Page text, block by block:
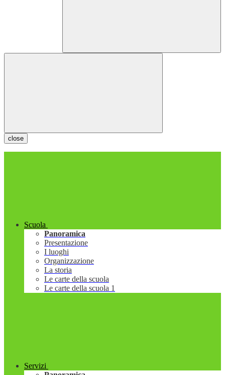
close
Scuola
Panoramica
Presentazione
I luoghi
Organizzazione
La storia
Le carte della scuola
Le carte della scuola 1
Servizi